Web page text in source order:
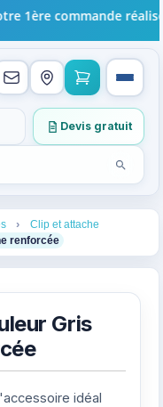
Tapez au moins 2
Lancer
Devis gratuit
1ère commande
Clip et attache
renforcée 4
Gris
idéal